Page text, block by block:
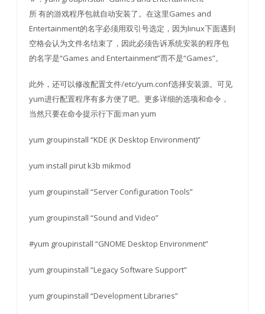
所 有的游戏程序包就自动安装了。在这里Games and
Entertainment的名字必须用双引号选定，因为linux下面遇到
空格会认为文件名结束了，因此必须告诉系统安装的程序包
的名字是“Games and Entertainment”而不是“Games”。
此外，还可以修改配置文件/etc/yum.conf选择安装源。可见
yum进行配置程序有多方便了吧。更多详细的选项和命令，
当然只要在命令提示行下面:man yum
yum groupinstall “KDE (K Desktop Environment)”
yum install pirut k3b mikmod
yum groupinstall “Server Configuration Tools”
yum groupinstall “Sound and Video”
#yum groupinstall “GNOME Desktop Environment”
yum groupinstall “Legacy Software Support”
yum groupinstall “Development Libraries”